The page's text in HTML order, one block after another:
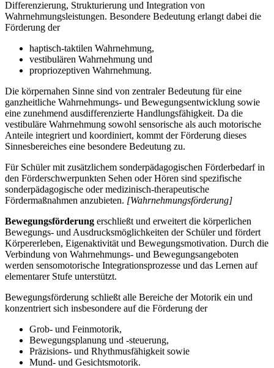
Differenzierung, Strukturierung und Integration von
Wahrnehmungsleistungen. Besondere Bedeutung erlangt dabei die
Förderung der
haptisch-taktilen Wahrnehmung,
vestibulären Wahrnehmung und
propriozeptiven Wahrnehmung.
Die körpernahen Sinne sind von zentraler Bedeutung für eine
ganzheitliche Wahrnehmungs- und Bewegungsentwicklung sowie
eine zunehmend ausdifferenzierte Handlungsfähigkeit. Da die
vestibuläre Wahrnehmung sowohl sensorische als auch motorische
Anteile integriert und koordiniert, kommt der Förderung dieses
Sinnesbereiches eine besondere Bedeutung zu.
Für Schüler mit zusätzlichem sonderpädagogischen Förderbedarf in
den Förderschwerpunkten Sehen oder Hören sind spezifische
sonderpädagogische oder medizinisch-therapeutische
Fördermaßnahmen anzubieten. [Wahrnehmungsförderung]
Bewegungsförderung erschließt und erweitert die körperlichen
Bewegungs- und Ausdrucksmöglichkeiten der Schüler und fördert
Körpererleben, Eigenaktivität und Bewegungsmotivation. Durch die
Verbindung von Wahrnehmungs- und Bewegungsangeboten
werden sensomotorische Integrationsprozesse und das Lernen auf
elementarer Stufe unterstützt.
Bewegungsförderung schließt alle Bereiche der Motorik ein und
konzentriert sich insbesondere auf die Förderung der
Grob- und Feinmotorik,
Bewegungsplanung und -steuerung,
Präzisions- und Rhythmusfähigkeit sowie
Mund- und Gesichtsmotorik.